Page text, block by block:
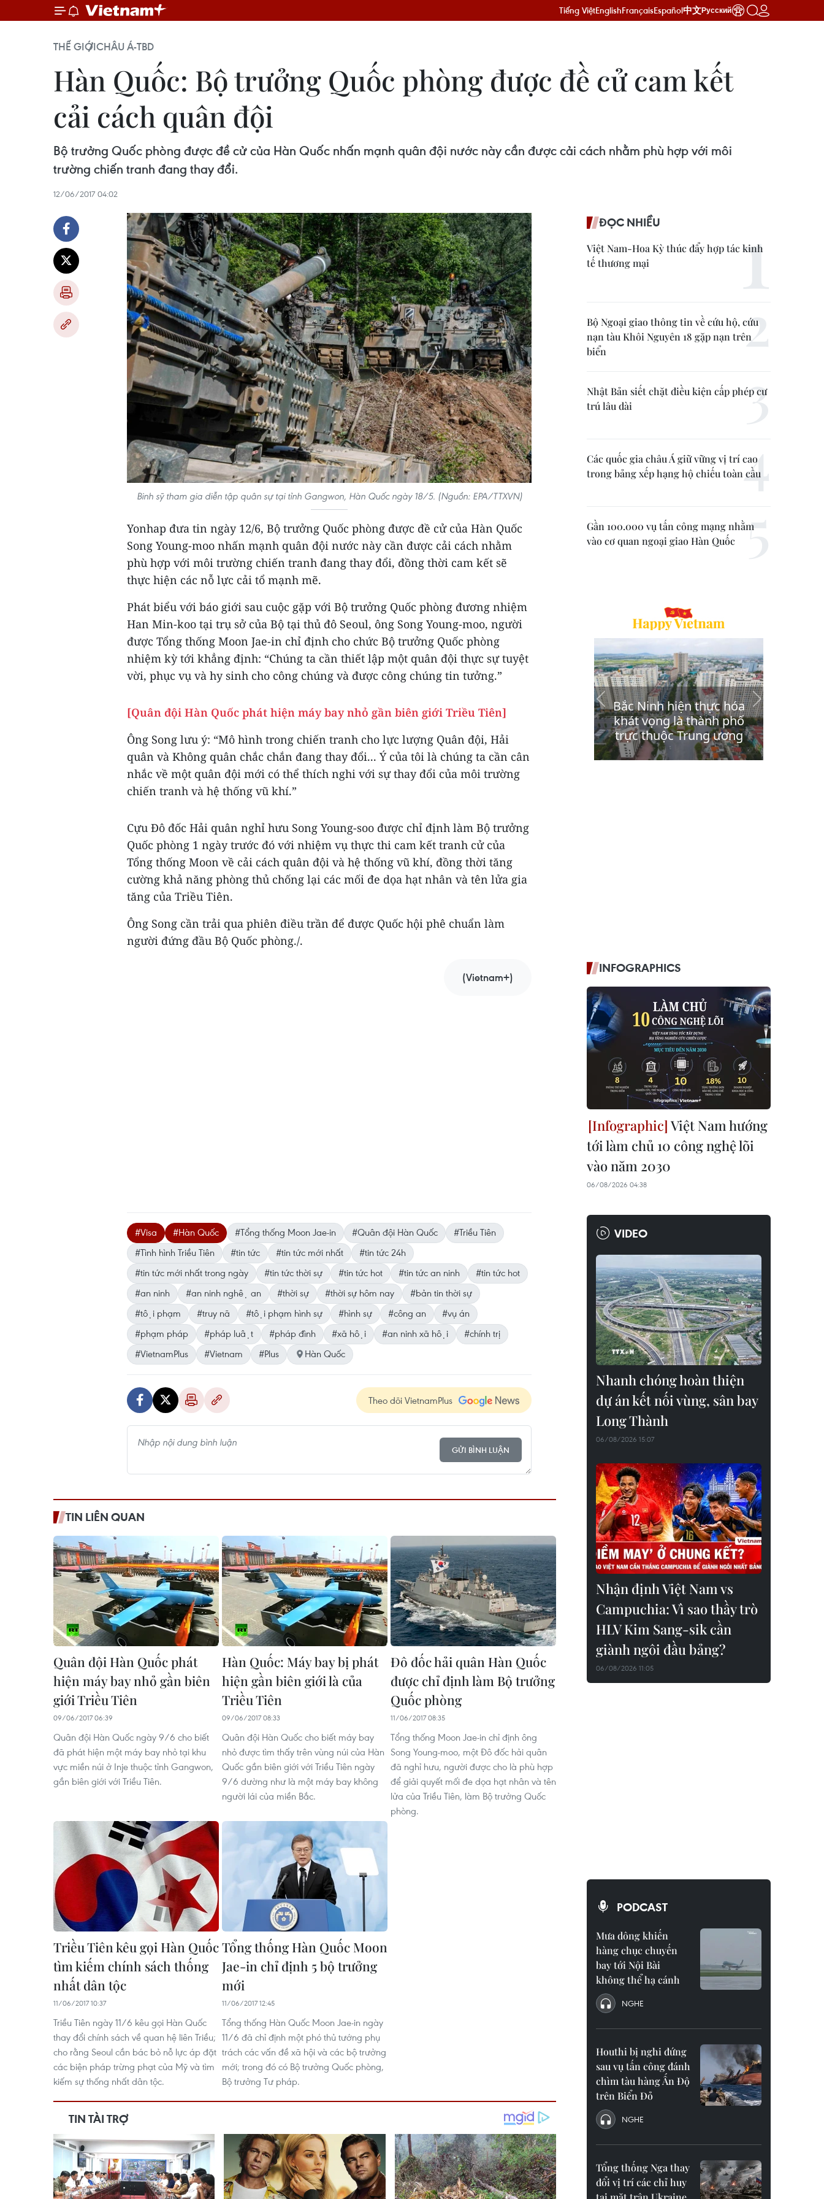
Tiếng ViệtEnglishFrançaisEspañol中文Русский
THẾ GIỚICHÂU Á-TBD
Hàn Quốc: Bộ trưởng Quốc phòng được đề cử cam kết
cải cách quân đội
Bộ trưởng Quốc phòng được đề cử của Hàn Quốc nhấn mạnh quân đội nước này cần được cải cách nhằm phù hợp với môi
trường chiến tranh đang thay đổi.
12/06/2017 04:02
Binh sỹ tham gia diễn tập quân sự tại tỉnh Gangwon, Hàn Quốc ngày 18/5. (Nguồn: EPA/TTXVN)
Yonhap đưa tin ngày 12/6, Bộ trưởng Quốc phòng được đề cử của Hàn Quốc
Song Young-moo nhấn mạnh quân đội nước này cần được cải cách nhằm
phù hợp với môi trường chiến tranh đang thay đổi, đồng thời cam kết sẽ
thực hiện các nỗ lực cải tổ mạnh mẽ.
Phát biểu với báo giới sau cuộc gặp với Bộ trưởng Quốc phòng đương nhiệm
Han Min-koo tại trụ sở của Bộ tại thủ đô Seoul, ông Song Young-moo, người
được Tổng thống Moon Jae-in chỉ định cho chức Bộ trưởng Quốc phòng
nhiệm kỳ tới khẳng định: “Chúng ta cần thiết lập một quân đội thực sự tuyệt
vời, phục vụ và hy sinh cho công chúng và được công chúng tin tưởng.”
[Quân đội Hàn Quốc phát hiện máy bay nhỏ gần biên giới Triều Tiên]
Ông Song lưu ý: “Mô hình trong chiến tranh cho lực lượng Quân đội, Hải
quân và Không quân chắc chắn đang thay đổi... Ý của tôi là chúng ta cần cân
nhắc về một quân đội mới có thể thích nghi với sự thay đổi của môi trường
chiến tranh và hệ thống vũ khí.”
Cựu Đô đốc Hải quân nghỉ hưu Song Young-soo được chỉ định làm Bộ trưởng
Quốc phòng 1 ngày trước đó với nhiệm vụ thực thi cam kết tranh cử của
Tổng thống Moon về cải cách quân đội và hệ thống vũ khí, đồng thời tăng
cường khả năng phòng thủ chống lại các mối đe dọa hạt nhân và tên lửa gia
tăng của Triều Tiên.
Ông Song cần trải qua phiên điều trần để được Quốc hội phê chuẩn làm
người đứng đầu Bộ Quốc phòng./.
(Vietnam+)
#Visa #Hàn Quốc #Tổng thống Moon Jae-in #Quân đội Hàn Quốc
#Triều Tiên
#Tình hình Triều Tiên
#tin tức #tin tức mới nhất
#tin tức 24h
#tin tức mới nhất trong ngày
#tin tức thời sự #tin tức hot #tin tức an ninh
#tin tức hot
#an ninh
#an ninh nghệ an #thời sự #thời sự hôm nay
#bản tin thời sự
#tội phạm
#truy nã #tội phạm hình sự #hình sự #công an
#vụ án
#phạm pháp
#pháp luật #pháp đình #xã hội #an ninh xã hội
#chính trị
#VietnamPlus
#Vietnam #Plus Hàn Quốc
Theo dõi VietnamPlus
GỬI BÌNH LUẬN
TIN LIÊN QUAN
Quân đội Hàn Quốc phát
hiện máy bay nhỏ gần biên
giới Triều Tiên
09/06/2017 06:39
Quân đội Hàn Quốc ngày 9/6 cho biết
đã phát hiện một máy bay nhỏ tại khu
vực miền núi ở Inje thuộc tỉnh Gangwon,
gần biên giới với Triều Tiên.
Hàn Quốc: Máy bay bị phát
hiện gần biên giới là của
Triều Tiên
09/06/2017 08:33
Quân đội Hàn Quốc cho biết máy bay
nhỏ được tìm thấy trên vùng núi của Hàn
Quốc gần biên giới với Triều Tiên ngày
9/6 dường như là một máy bay không
người lái của miền Bắc.
Đô đốc hải quân Hàn Quốc
được chỉ định làm Bộ trưởng
Quốc phòng
11/06/2017 08:35
Tổng thống Moon Jae-in chỉ định ông
Song Young-moo, một Đô đốc hải quân
đã nghỉ hưu, người được cho là phù hợp
để giải quyết mối đe dọa hạt nhân và tên
lửa của Triều Tiên, làm Bộ trưởng Quốc
phòng.
Triều Tiên kêu gọi Hàn Quốc
tìm kiếm chính sách thống
nhất dân tộc
11/06/2017 10:37
Triều Tiên ngày 11/6 kêu gọi Hàn Quốc
thay đổi chính sách về quan hệ liên Triều;
cho rằng Seoul cần bác bỏ nỗ lực áp đặt
các biện pháp trừng phạt của Mỹ và tìm
kiếm sự thống nhất dân tộc.
Tổng thống Hàn Quốc Moon
Jae-in chỉ định 5 bộ trưởng
mới
11/06/2017 12:45
Tổng thống Hàn Quốc Moon Jae-in ngày
11/6 đã chỉ định một phó thủ tướng phụ
trách các vấn đề xã hội và các bộ trưởng
mới; trong đó có Bộ trưởng Quốc phòng,
Bộ trưởng Tư pháp.
ĐỌC NHIỀU
Việt Nam-Hoa Kỳ thúc đẩy hợp tác kinh
tế thương mại
Bộ Ngoại giao thông tin về cứu hộ, cứu
nạn tàu Khôi Nguyên 18 gặp nạn trên
biển
Nhật Bản siết chặt điều kiện cấp phép cư
trú lâu dài
Các quốc gia châu Á giữ vững vị trí cao
trong bảng xếp hạng hộ chiếu toàn cầu
Gần 100.000 vụ tấn công mạng nhằm
vào cơ quan ngoại giao Hàn Quốc
INFOGRAPHICS
Việt Nam hướng
tới làm chủ 10 công nghệ lõi
vào năm 2030
06/08/2026 04:38
VIDEO
Nhanh chóng hoàn thiện
dự án kết nối vùng, sân bay
Long Thành
06/08/2026 15:07
Nhận định Việt Nam vs
Campuchia: Vì sao thầy trò
HLV Kim Sang-sik cần
giành ngôi đầu bảng?
06/08/2026 11:05
PODCAST
Mưa dông khiến
hàng chục chuyến
bay tới Nội Bài
không thể hạ cánh
NGHE
Houthi bị nghi đứng
sau vụ tấn công đánh
chìm tàu hàng Ấn Độ
trên Biển Đỏ
NGHE
Tổng thống Nga thay
đổi vị trí các chỉ huy